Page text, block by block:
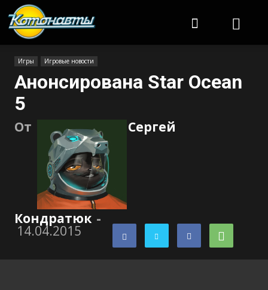
Игры Игровые новости
Анонсирована Star Ocean
5
От Сергей
Кондратюк -
14.04.2015